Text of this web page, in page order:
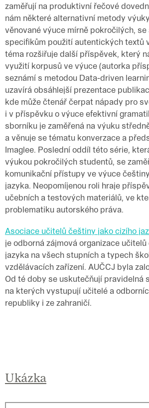
zaměřují na produktivní řečové
nám některé alternativní metody
věnované výuce mírně pokročilých,
specifikům použití autentických textů
téma rozšiřuje další příspěvek, který
využití korpusů ve výuce (autorka
seznámí s metodou Data-driven
uzavírá obsáhlejší prezentace
kde může čtenář čerpat nápady pro
i v příspěvku o výuce efektivní
sborníku je zaměřená na výuku
a věnuje se tématu konverzace a
Imaglee. Poslední oddíl této série,
výukou pokročilých studentů, se
komunikační přístupy ve výuce
jazyka. Neopomíjenou roli hraje
učebních a testových materiálů, ve
problematiku autorského práva.
Asociace učitelů češtiny jako cizího
je odborná zájmová organizace
jazyka na všech stupních a typech
vzdělávacích zařízení. AUČCJ byla
Od té doby se uskutečňují pravidelná
na kterých vystupují učitelé a
republiky i ze zahraničí.
Ukázka